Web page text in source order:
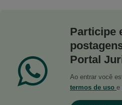
Participe
Portal
Ao entrar você
termos de uso e